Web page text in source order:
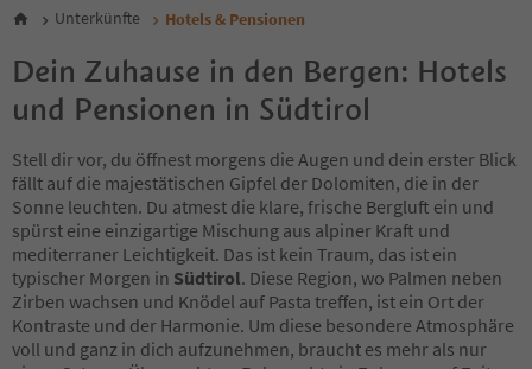
6
8
9
10
12
13
14
15
16
17
18
19
20
Unterkünfte Hotels & Pensionen
Dein Zuhause in den Bergen: Hotels
und Pensionen in Südtirol
Stell dir vor, du öffnest morgens die Augen und dein erster Blick
fällt auf die majestätischen Gipfel der Dolomiten, die in der
Sonne leuchten. Du atmest die klare, frische Bergluft ein und
spürst eine einzigartige Mischung aus alpiner Kraft und
mediterraner Leichtigkeit. Das ist kein Traum, das ist ein
typischer Morgen in Südtirol. Diese Region, wo Palmen neben
Zirben wachsen und Knödel auf Pasta treffen, ist ein Ort der
Kontraste und der Harmonie. Um diese besondere Atmosphäre
voll und ganz in dich aufzunehmen, braucht es mehr als nur